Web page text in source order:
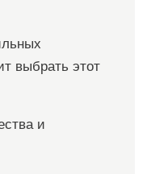
выбрать этот
и